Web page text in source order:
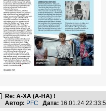
Re: А-ХА (A-HA) !
Автор: PFC Дата: 16.01.24